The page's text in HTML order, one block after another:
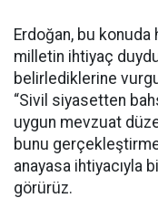
Erdoğan, bu konuda
milletin ihtiyaç
belirlediklerine
“Sivil siyasetten
uygun mevzuat
bunu
anayasa ihtiyacıyla
görürüz.